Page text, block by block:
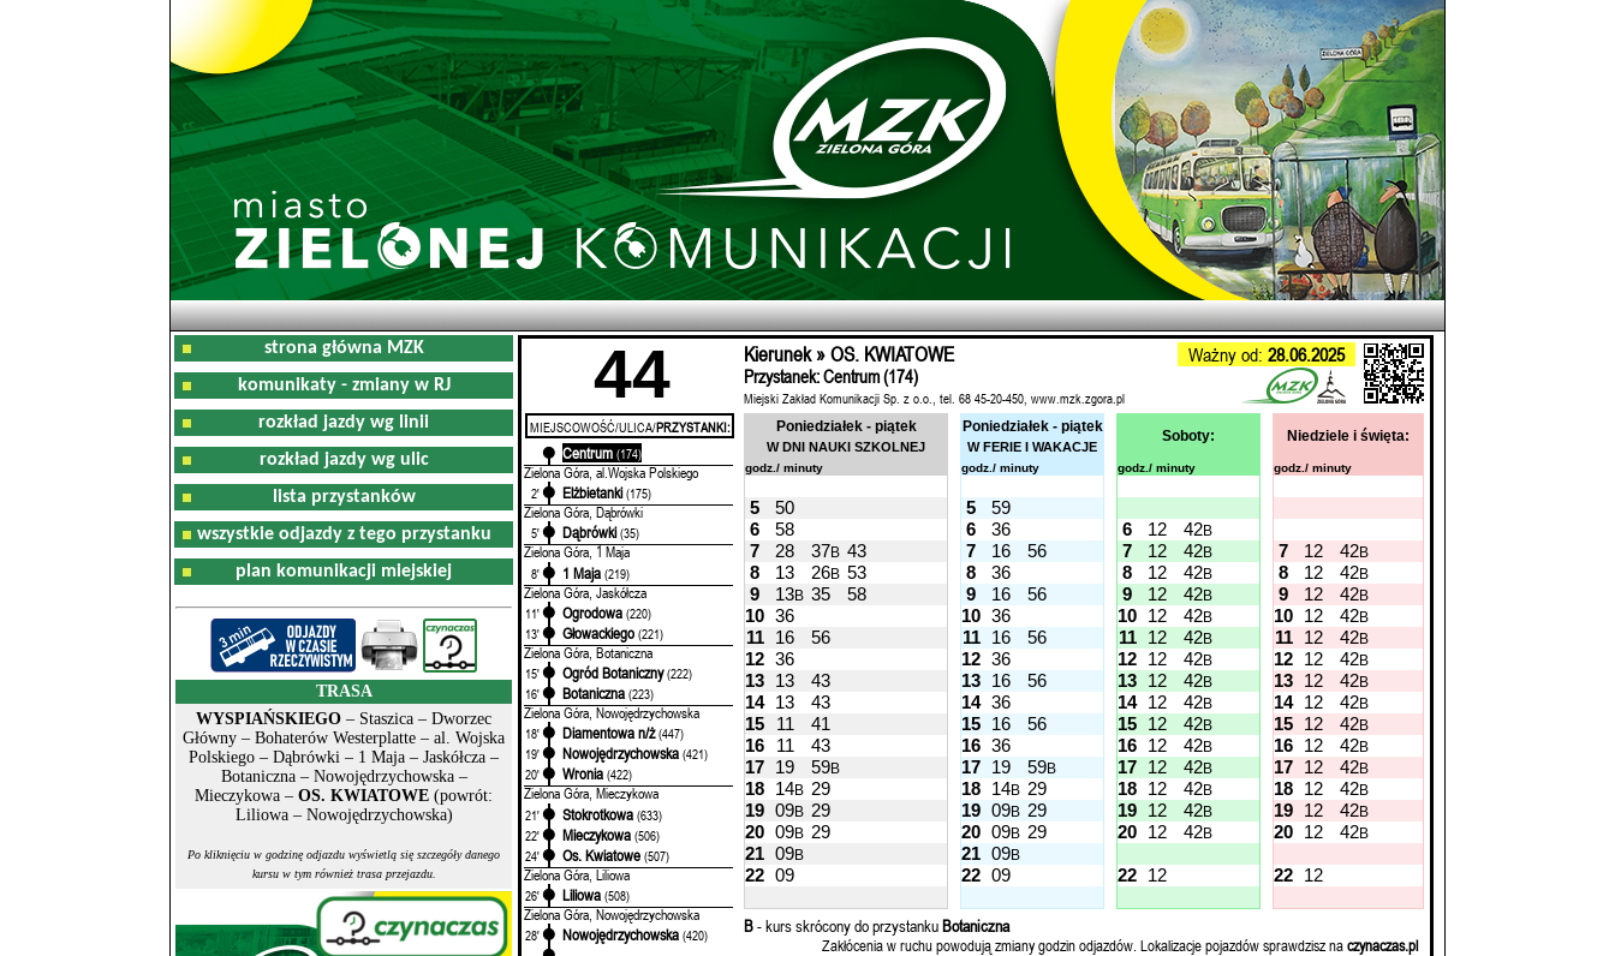
strona główna MZK
komunikaty - zmiany w RJ
rozkład jazdy wg linii
rozkład jazdy wg ulic
lista przystanków
wszystkie odjazdy z tego przystanku
plan komunikacji miejskiej
TRASA
WYSPIAŃSKIEGO – Staszica – Dworzec
Główny – Bohaterów Westerplatte – al. Wojska
Polskiego – Dąbrówki – 1 Maja – Jaskółcza –
Botaniczna – Nowojędrzychowska –
Mieczykowa – OS. KWIATOWE (powrót:
Liliowa – Nowojędrzychowska)
Po kliknięciu w godzinę odjazdu wyświetlą się szczegóły danego
kursu w tym również trasa przejazdu.
44 Kierunek » OS. KWIATOWE Ważny od: 28.06.2025
Przystanek: Centrum (174)
Miejski Zakład Komunikacji Sp. z o.o., tel. 68 45-20-450, www.mzk.zgora.pl
MIEJSCOWOŚĆ/ULICA/PRZYSTANKI:
Centrum (174)
Zielona Góra, al.Wojska Polskiego
2' Elżbietanki (175)
Zielona Góra, Dąbrówki
5' Dąbrówki (35)
Zielona Góra, 1 Maja
8' 1 Maja (219)
Zielona Góra, Jaskółcza
11' Ogrodowa (220)
13'
Głowackiego (221)
Zielona Góra, Botaniczna
15' Ogród Botaniczny (222)
16'
Botaniczna (223)
Zielona Góra, Nowojędrzychowska
18' Diamentowa n/ż (447)
19'
Nowojędrzychowska (421)
20'
Wronia (422)
Zielona Góra, Mieczykowa
21' Stokrotkowa (633)
22'
Mieczykowa (506)
24'
Os. Kwiatowe (507)
Zielona Góra, Liliowa
26' Liliowa (508)
Zielona Góra, Nowojędrzychowska
28' Nowojędrzychowska (420)
Poniedziałek - piątek
W DNI NAUKI SZKOLNEJ
Poniedziałek - piątek
W FERIE I WAKACJE
Soboty: Niedziele i święta:
godz./ minuty godz./ minuty godz./ minuty godz./ minuty
5 50 5
59
6
58 6 36 6 12 42B
7 28 37B 43 7 16 56 7 12 42B 7 12 42B
8 13 26B 53 8 36 8 12 42B 8 12 42B
9 13B 35 58 9 16 56 9 12 42B 9 12 42B
10 36 10 36 10 12 42B 10 12 42B
11 16 56 11 16 56 11 12 42B 11 12 42B
12 36 12 36 12 12 42B 12 12 42B
13 13 43 13 16 56 13 12 42B 13 12 42B
14 13 43 14 36 14 12 42B 14 12 42B
15 11 41 15 16 56 15 12 42B 15 12 42B
16 11 43 16 36 16 12 42B 16 12 42B
17 19 59B 17 19 59B 17 12 42B 17 12 42B
18 14B 29 18 14B 29 18 12 42B 18 12 42B
19 09B 29 19 09B 29 19 12 42B 19 12 42B
20 09B 29 20 09B 29 20 12 42B 20 12 42B
21 09B 21 09B
22 09 22 09 22 12 22 12
B- kurs skrócony do przystankuBotaniczna
Zakłócenia w ruchu powodują zmiany godzin odjazdów. Lokalizacje pojazdów sprawdzisz naczynaczas.pl